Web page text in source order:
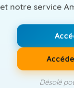
et notre service
Désolé